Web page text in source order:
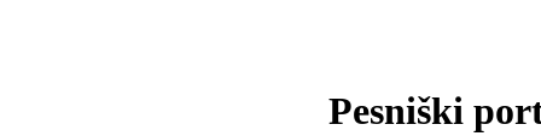
Pesniški